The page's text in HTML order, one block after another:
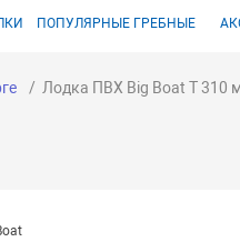
ПОПУЛЯРНЫЕ ГРЕБНЫЕ
Лодка ПВХ Big Boat T 310